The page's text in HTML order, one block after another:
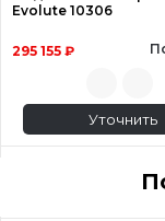
Evolute 10306
295 155 ₽
Уточнить